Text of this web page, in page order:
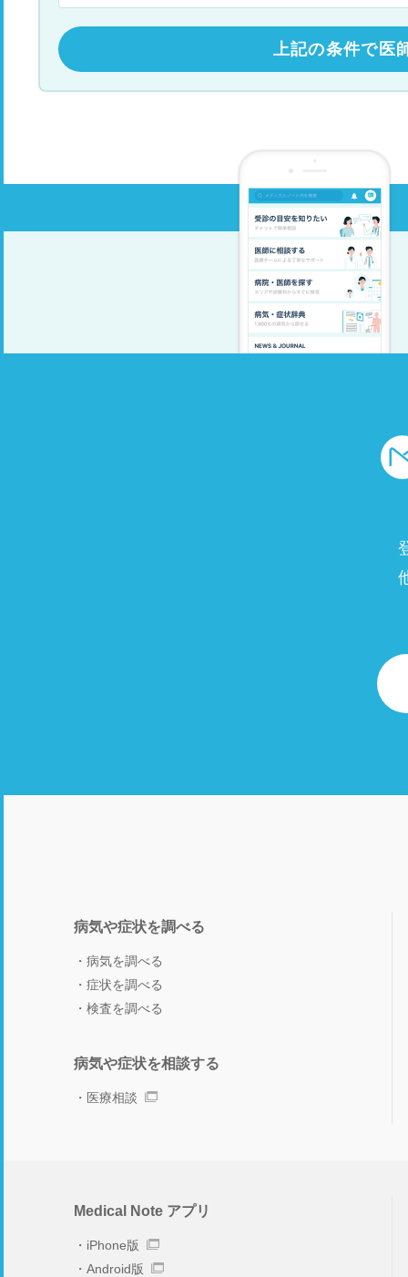
上記の条件で医
病気や症状を調べる
病気を調べる
症状を調べる
検査を調べる
病気や症状を相談する
医療相談
Medical Note アプリ
iPhone版
Android版